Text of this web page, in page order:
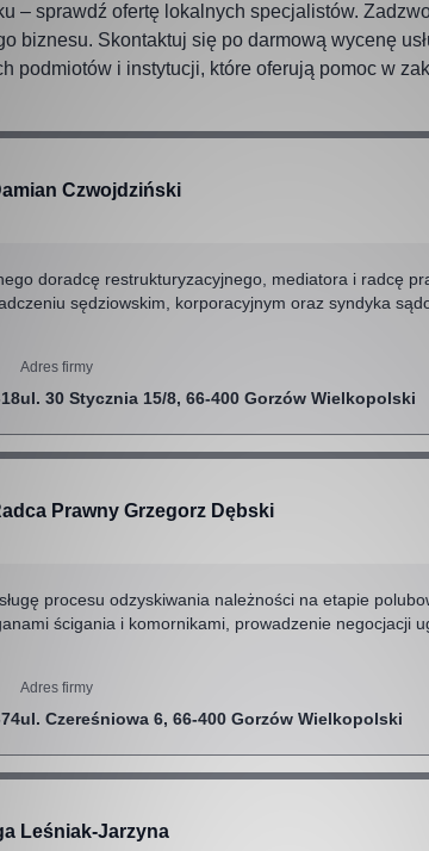
– sprawdź ofertę lokalnych specjalistów.
biznesu. Skontaktuj się po darmową wycenę
podmiotów i instytucji, które oferują pomoc w
Czwojdziński
doradcę restrukturyzacyjnego, mediatora i radcę
sędziowskim, korporacyjnym oraz syndyka
Adres firmy
ul. 30 Stycznia 15/8, 66-400 Gorzów Wielkopolski
Prawny Grzegorz Dębski
procesu odzyskiwania należności na etapie
ścigania i komornikami, prowadzenie negocjacji
Adres firmy
ul. Czereśniowa 6, 66-400 Gorzów Wielkopolski
Leśniak-Jarzyna